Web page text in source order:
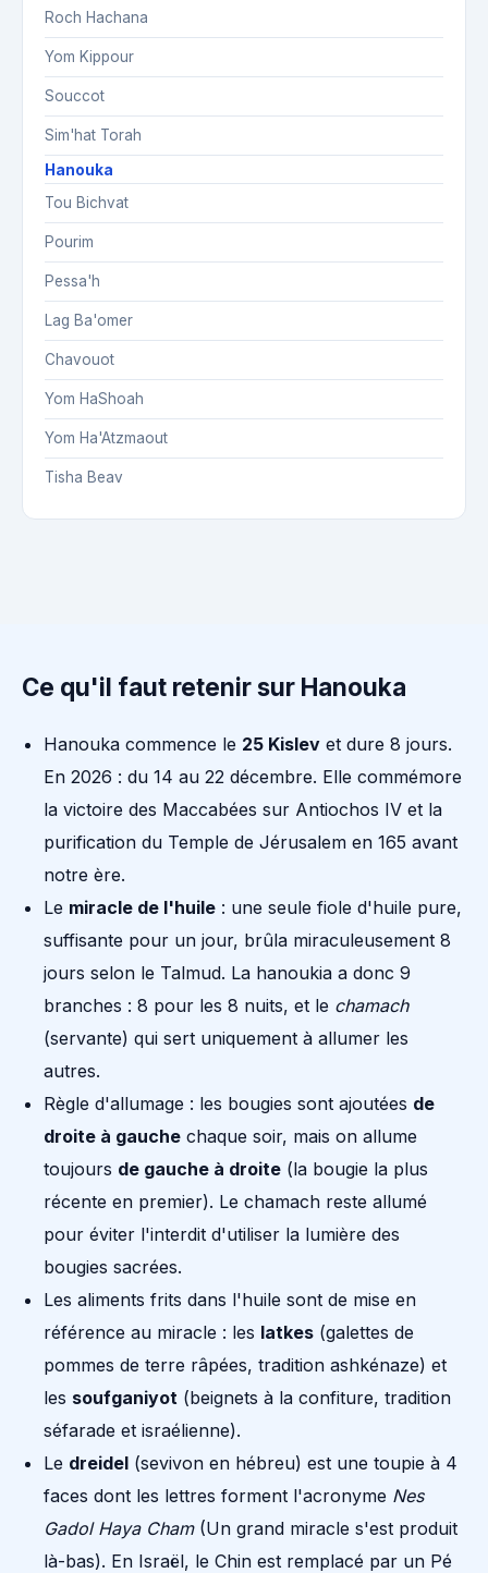
Roch Hachana
Yom Kippour
Souccot
Sim'hat Torah
Hanouka
Tou Bichvat
Pourim
Pessa'h
Lag Ba'omer
Chavouot
Yom HaShoah
Yom Ha'Atzmaout
Tisha Beav
Ce qu'il faut retenir sur Hanouka
Hanouka commence le 25 Kislev et dure 8 jours.
En 2026 : du 14 au 22 décembre. Elle commémore
la victoire des Maccabées sur Antiochos IV et la
purification du Temple de Jérusalem en 165 avant
notre ère.
Le miracle de l'huile : une seule fiole d'huile pure,
suffisante pour un jour, brûla miraculeusement 8
jours selon le Talmud. La hanoukia a donc 9
branches : 8 pour les 8 nuits, et le chamach
(servante) qui sert uniquement à allumer les
autres.
Règle d'allumage : les bougies sont ajoutées de
droite à gauche chaque soir, mais on allume
toujours de gauche à droite (la bougie la plus
récente en premier). Le chamach reste allumé
pour éviter l'interdit d'utiliser la lumière des
bougies sacrées.
Les aliments frits dans l'huile sont de mise en
référence au miracle : les latkes (galettes de
pommes de terre râpées, tradition ashkénaze) et
les soufganiyot (beignets à la confiture, tradition
séfarade et israélienne).
Le dreidel (sevivon en hébreu) est une toupie à 4
faces dont les lettres forment l'acronyme Nes
Gadol Haya Cham(Un grand miracle s'est produit
là-bas). En Israël, le Chin est remplacé par un Pé